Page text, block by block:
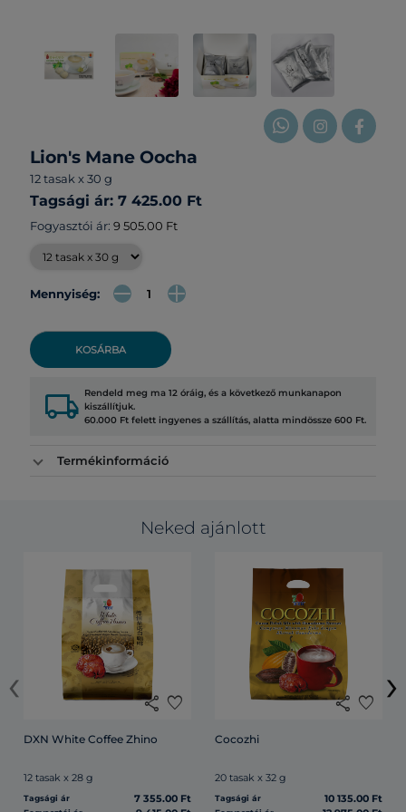
Lion's Mane Oocha
12 tasak x 30 g
Tagsági ár: 7 425.00 Ft
Fogyasztói ár: 9 505.00 Ft
Mennyiség:
KOSÁRBA
local_shipping Rendeld meg ma 12 óráig, és a következő munkanapon
kiszállítjuk.
60.000 Ft felett ingyenes a szállítás, alatta mindössze 600 Ft.
Termékinformáció
Neked ajánlott
share favorite
DXN White Coffee Zhino
12 tasak x 28 g
Tagsági ár 7 355.00 Ft
share favorite
Cocozhi
20 tasak x 32 g
Tagsági ár 10 135.00 Ft
‹ ›